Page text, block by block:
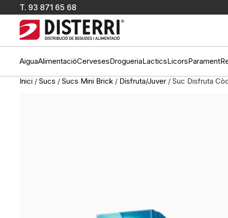
T. 93 871 65 68
AiguaAlimentacióCervesesDrogueriaLacticsLicorsParament
Inici / Sucs / Sucs Mini Brick / Disfruta/Juver / Suc Disfruta